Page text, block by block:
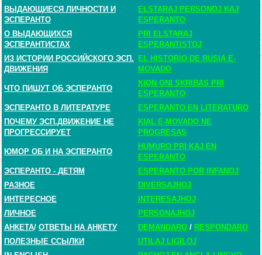
ВЫДАЮЩИЕСЯ ЛИЧНОСТИ И
ЭСПЕРАНТО
ELSTARAJ PERSONOJ KAJ
ESPERANTO
О ВЫДАЮЩИХСЯ
ЭСПЕРАНТИСТАХ
PRI ELSTARAJ
ESPERANTISTOJ
ИЗ ИСТОРИИ РОССИЙСКОГО ЭСП.
ДВИЖЕНИЯ
EL HISTORIO DE RUSIA E-
MOVADO
ЧТО ПИШУТ ОБ ЭСПЕРАНТО
KION ONI SKRIBAS PRI
ESPERANTO
ЭСПЕРАНТО В ЛИТЕРАТУРЕ
ESPERANTO EN LITERATURO
ПОЧЕМУ ЭСП.ДВИЖЕНИЕ НЕ
ПРОГРЕССИРУЕТ
KIAL E-MOVADO NE
PROGRESAS
ЮМОР ОБ И НА ЭСПЕРАНТО
HUMURO PRI KAJ EN
ESPERANTO
ЭСПЕРАНТО - ДЕТЯМ
ESPERANTO POR INFANOJ
РАЗНОЕ
DIVERSAJHOJ
ИНТЕРЕСНОЕ
INTERESAJHOJ
ЛИЧНОЕ
PERSONAJHOJ
АНКЕТА/ ОТВЕТЫ НА АНКЕТУ DEMANDARO / RESPONDARO
ПОЛЕЗНЫЕ ССЫЛКИ
UTILAJ LIGILOJ